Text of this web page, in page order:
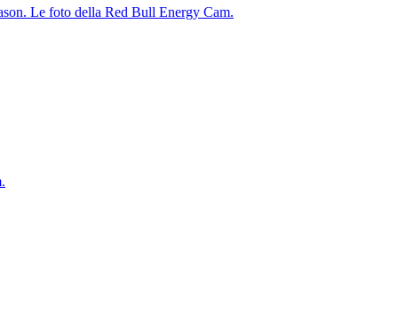
Le foto della Red Bull Energy Cam.